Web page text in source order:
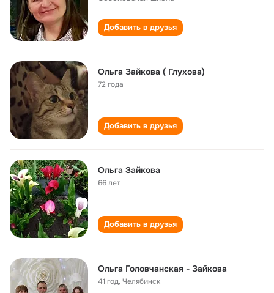
Добавить в друзья
Ольга Зайкова ( Глухова)
72 года
Добавить в друзья
Ольга Зайкова
66 лет
Добавить в друзья
Ольга Головчанская - Зайкова
41 год,Челябинск